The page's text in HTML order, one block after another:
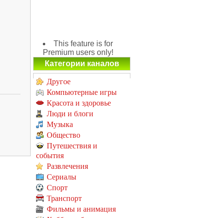
This feature is for
Premium users only!
Категории каналов
Другое
Компьютерные игры
Красота и здоровье
Люди и блоги
Музыка
Общество
Путешествия и
события
Развлечения
Сериалы
Спорт
Транспорт
Фильмы и анимация